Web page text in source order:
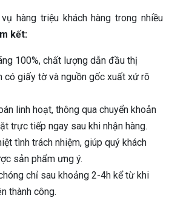
hàng triệu khách hàng trong nhiều
kết:
100%, chất lượng dẫn đầu thị
có giấy tờ và nguồn gốc xuất xứ rõ
linh hoạt, thông qua chuyển khoản
trực tiếp ngay sau khi nhận hàng.
tình trách nhiệm, giúp quý khách
sản phẩm ưng ý.
chỉ sau khoảng 2-4h kể từ khi
thành công.